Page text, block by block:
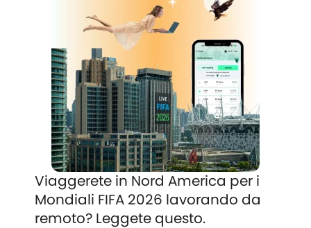
Viaggerete in Nord America per i
Mondiali FIFA 2026 lavorando da
remoto? Leggete questo.